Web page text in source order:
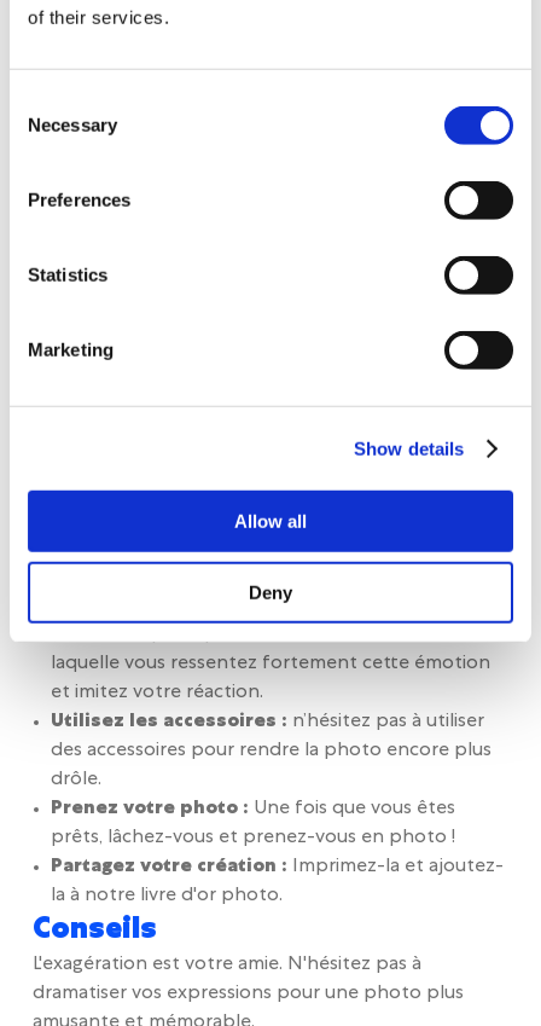
of their services.
Selection
Necessary
Preferences
Statistics
Marketing
Show details
Allow all
Deny
trouvez l’émotion qui
vous inspire sur le moment et donnez-vous à cœur
joie pour la reproduire.
Préparez-vous :Réfléchissez à la façon dont vous
votre expression faciale. Si vous avez du mal à
laquelle vous ressentez fortement cette émotion
et imitez votre réaction.
Utilisez les accessoires : n’hésitez pas à utiliser
des accessoires pour rendre la photo encore plus
drôle.
Prenez votre photo : Une fois que vous êtes
prêts, lâchez-vous et prenez-vous en photo !
Partagez votre création : Imprimez-la et ajoutez-
la à notre livre d'or photo.
Conseils
L'exagération est votre amie. N'hésitez pas à
dramatiser vos expressions pour une photo plus